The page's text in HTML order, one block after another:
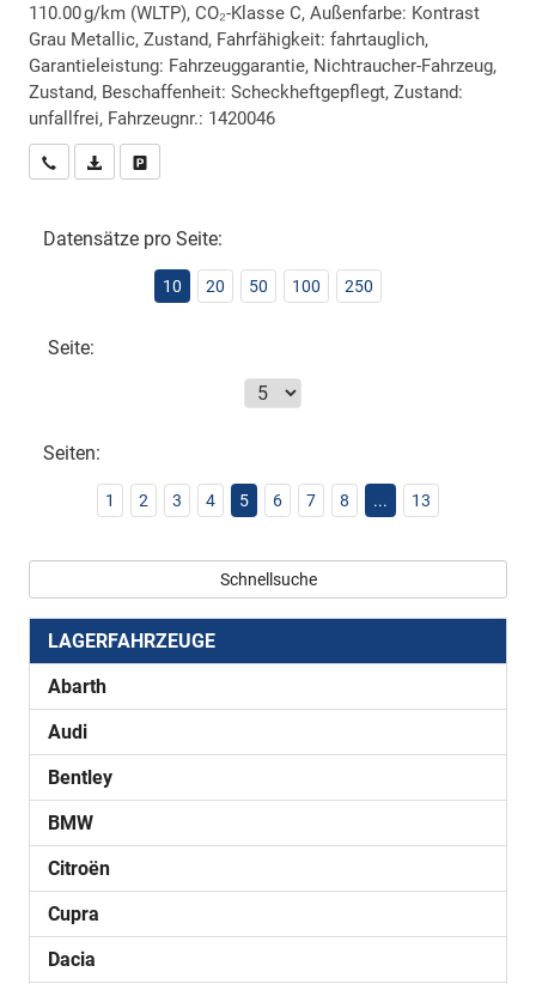
110.00 g/km (WLTP), CO₂-Klasse C, Außenfarbe: Kontrast
Grau Metallic, Zustand, Fahrfähigkeit: fahrtauglich,
Garantieleistung: Fahrzeuggarantie, Nichtraucher-Fahrzeug,
Zustand, Beschaffenheit: Scheckheftgepflegt, Zustand:
unfallfrei, Fahrzeugnr.: 1420046
Wir rufen Sie anPDF-Datei, Fahrzeugexposé drucken
Datensätze pro Seite:
10 20 50 100 250
Seite:
Seiten:
1 2 3 4 5 6 7 8 ... 13
Schnellsuche
LAGERFAHRZEUGE
Abarth
Audi
Bentley
BMW
Citroën
Cupra
Dacia